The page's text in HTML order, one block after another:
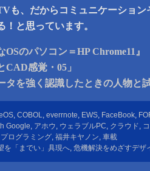
も、だからコミュニケーション
！と思っています。
OSのパソコン＝HP Chrome11』
CAD感覚・05」
タを強く認識したときの人物と
, COBOL, everrnote, EWS, FaceBook,
Google, アホウ, ウェラブルPC, クラウド,
プログラミング, 福井キヤノン, 車載
を「までい」具現へ, 危機解決をめざすデザ